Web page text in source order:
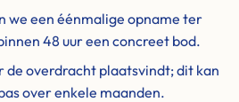
we een éénmalige opname ter
48 uur een concreet bod.
de overdracht plaatsvindt; dit kan
over enkele maanden.